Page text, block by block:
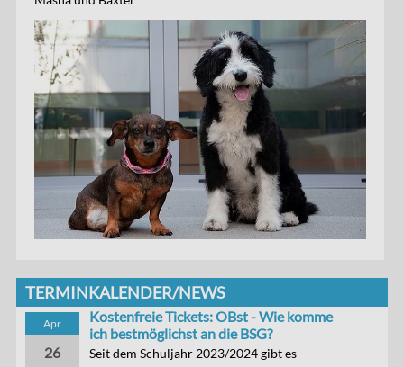
TERMINKALENDER/NEWS
Apr
26
Kostenfreie Tickets: OBst - Wie komme
ich bestmöglichst an die BSG?
Seit dem Schuljahr 2023/2024 gibt es